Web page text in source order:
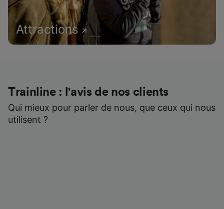
Attractions
Trainline : l'avis de nos clients
Qui mieux pour parler de nous, que ceux qui nous
utilisent ?